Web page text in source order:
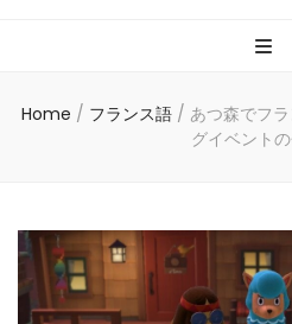
Home / フランス語 / あつ森でフ
グイベント